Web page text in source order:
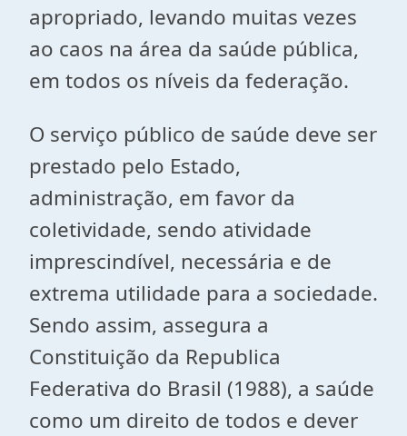
apropriado, levando muitas vezes
ao caos na área da saúde pública,
em todos os níveis da federação.
O serviço público de saúde deve ser
prestado pelo Estado,
administração, em favor da
coletividade, sendo atividade
imprescindível, necessária e de
extrema utilidade para a sociedade.
Sendo assim, assegura a
Constituição da Republica
Federativa do Brasil (1988), a saúde
como um direito de todos e dever